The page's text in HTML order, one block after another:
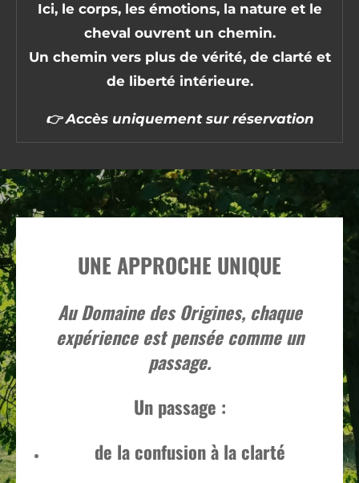
Ici, le corps, les émotions, la nature et le
cheval ouvrent un chemin.
Un chemin vers plus de vérité, de clarté et
de liberté intérieure.
👉Accès uniquement sur réservation
UNE APPROCHE UNIQUE
Au Domaine des Origines, chaque
expérience est pensée comme un
passage.
Un passage :
de la confusion à la clarté